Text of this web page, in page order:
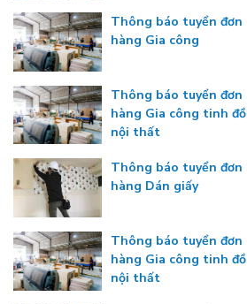
Thông báo tuyển đơn
hàng Gia công
Thông báo tuyển đơn
hàng Gia công tinh đồ
nội thất
Thông báo tuyển đơn
hàng Dán giấy
Thông báo tuyển đơn
hàng Gia công tinh đồ
nội thất